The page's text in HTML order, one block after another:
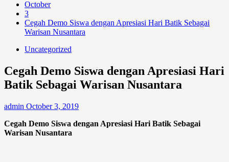
October
3
Cegah Demo Siswa dengan Apresiasi Hari Batik Sebagai
Warisan Nusantara
Uncategorized
Cegah Demo Siswa dengan Apresiasi Hari
Batik Sebagai Warisan Nusantara
admin October 3, 2019
Cegah Demo Siswa dengan Apresiasi Hari Batik Sebagai
Warisan Nusantara